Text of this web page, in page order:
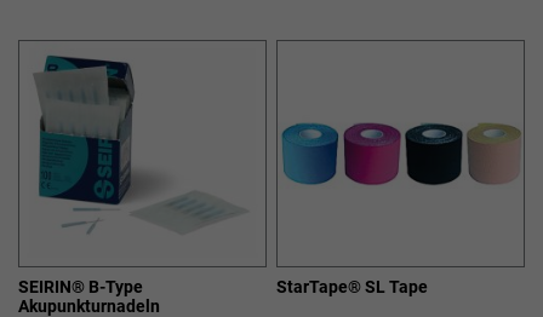
SEIRIN® B-Type
Akupunkturnadeln
StarTape® SL Tape